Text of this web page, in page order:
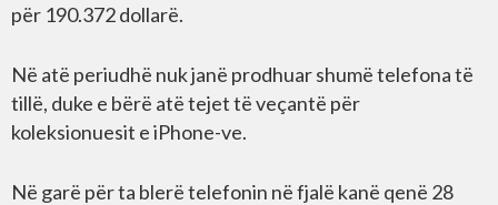
për 190.372 dollarë.
Në atë periudhë nuk janë prodhuar shumë telefona të
tillë, duke e bërë atë tejet të veçantë për
koleksionuesit e iPhone-ve.
Në garë për ta blerë telefonin në fjalë kanë qenë 28